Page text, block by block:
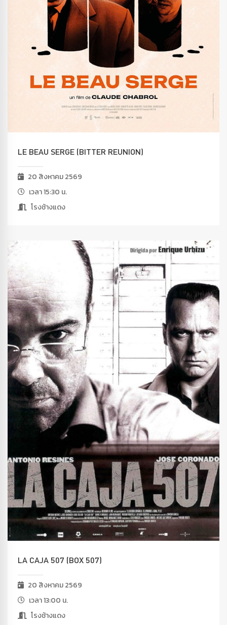
LE BEAU SERGE (BITTER REUNION)
20 สิงหาคม 2569
เวลา 15:30 น.
โรงช้างแดง
LA CAJA 507 (BOX 507)
20 สิงหาคม 2569
เวลา 13:00 น.
โรงช้างแดง